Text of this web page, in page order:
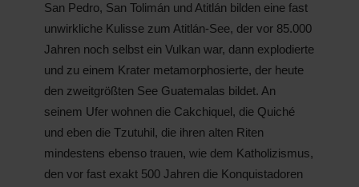
San Pedro, San Tolimán und Atitlán bilden eine fast
unwirkliche Kulisse zum Atitlán-See, der vor 85.000
Jahren noch selbst ein Vulkan war, dann explodierte
und zu einem Krater metamorphosierte, der heute
den zweitgrößten See Guatemalas bildet. An
seinem Ufer wohnen die Cakchiquel, die Quiché
und eben die Tzutuhil, die ihren alten Riten
mindestens ebenso trauen, wie dem Katholizismus,
den vor fast exakt 500 Jahren die Konquistadoren